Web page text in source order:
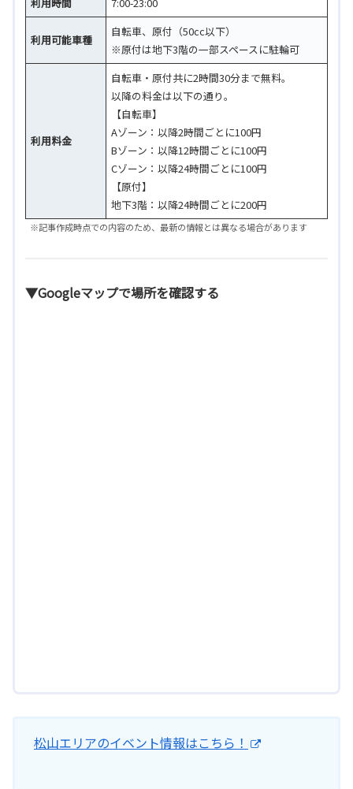
利用可能車種
自転車、原付（50cc以下）
※原付は地下3階の一部スペースに駐輪可
利用料金
自転車・原付共に2時間30分まで無料。
以降の料金は以下の通り。
【自転車】
Aゾーン：以降2時間ごとに100円
Bゾーン：以降12時間ごとに100円
Cゾーン：以降24時間ごとに100円
【原付】
地下3階：以降24時間ごとに200円
※記事作成時点での内容のため、最新の情報とは異なる場合があります
▼Googleマップで場所を確認する
松山エリアのイベント情報はこちら！